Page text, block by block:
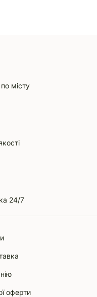
місту
24/7
оферти